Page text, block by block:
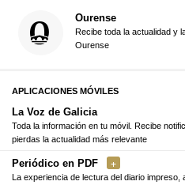
Ourense
Recibe toda la actualidad y
Ourense
APLICACIONES MÓVILES
La Voz de Galicia
Toda la información en tu móvil. Recibe
pierdas la actualidad más relevante
Periódico en PDF
La experiencia de lectura del diario impreso,